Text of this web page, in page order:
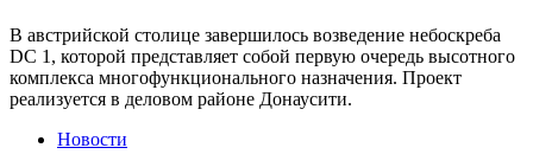
В австрийской столице завершилось возведение небоскреба
DC 1, которой представляет собой первую очередь высотного
комплекса многофункционального назначения. Проект
реализуется в деловом районе Донаусити.
Новости